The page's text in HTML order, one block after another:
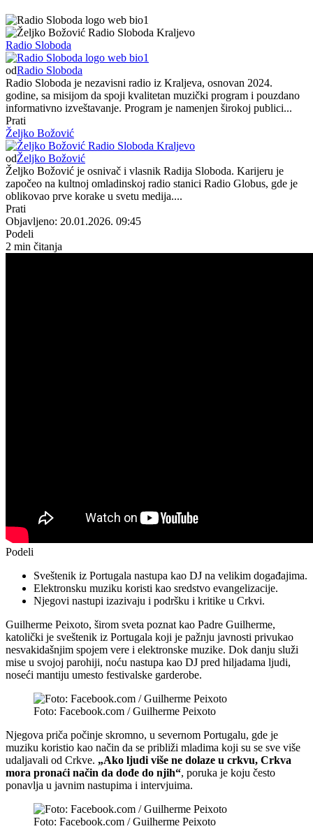
Radio Sloboda
odRadio Sloboda
Radio Sloboda je nezavisni radio iz Kraljeva, osnovan 2024.
godine, sa misijom da spoji kvalitetan muzički program i pouzdano
informativno izveštavanje. Program je namenjen širokoj publici...
Prati
Željko Božović
odŽeljko Božović
Željko Božović je osnivač i vlasnik Radija Sloboda. Karijeru je
započeo na kultnoj omladinskoj radio stanici Radio Globus, gde je
oblikovao prve korake u svetu medija....
Prati
Objavljeno: 20.01.2026. 09:45
Podeli
2 min čitanja
Podeli
Sveštenik iz Portugala nastupa kao DJ na velikim događajima.
Elektronsku muziku koristi kao sredstvo evangelizacije.
Njegovi nastupi izazivaju i podršku i kritike u Crkvi.
Guilherme Peixoto, širom sveta poznat kao Padre Guilherme,
katolički je sveštenik iz Portugala koji je pažnju javnosti privukao
nesvakidašnjim spojem vere i elektronske muzike. Dok danju služi
mise u svojoj parohiji, noću nastupa kao DJ pred hiljadama ljudi,
noseći mantiju umesto festivalske garderobe.
Foto: Facebook.com / Guilherme Peixoto
Njegova priča počinje skromno, u severnom Portugalu, gde je
muziku koristio kao način da se približi mladima koji su se sve više
udaljavali od Crkve. „Ako ljudi više ne dolaze u crkvu, Crkva
mora pronaći način da dođe do njih“, poruka je koju često
ponavlja u javnim nastupima i intervjuima.
Foto: Facebook.com / Guilherme Peixoto